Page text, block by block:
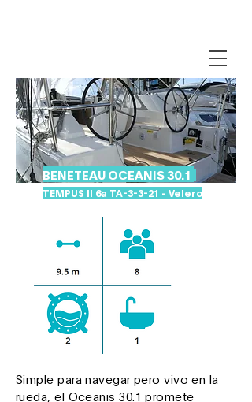
BENETEAU OCEANIS 30.1
TEMPUS II 6a TA-3-3-21 - Velero
Simple para navegar pero vivo en la
rueda, el Oceanis 30.1 promete